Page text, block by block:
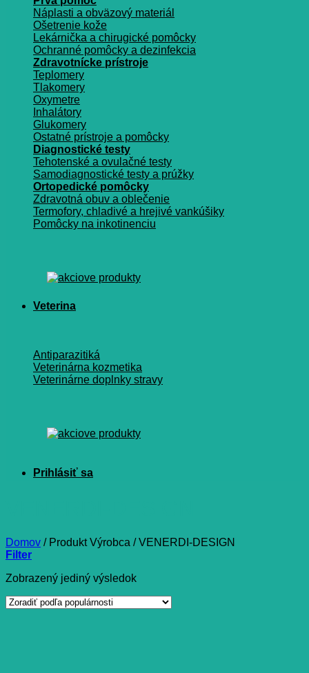
Náplasti a obväzový materiál
Ošetrenie kože
Lekárnička a chirugické pomôcky
Ochranné pomôcky a dezinfekcia
Zdravotnícke prístroje
Teplomery
Tlakomery
Oxymetre
Inhalátory
Glukomery
Ostatné prístroje a pomôcky
Diagnostické testy
Tehotenské a ovulačné testy
Samodiagnostické testy a prúžky
Ortopedické pomôcky
Zdravotná obuv a oblečenie
Termofory, chladivé a hrejivé vankúšiky
Pomôcky na inkotinenciu
Veterina
Antiparazitiká
Veterinárna kozmetika
Veterinárne doplnky stravy
Domov /Produkt Výrobca /VENERDI-DESIGN
Filter
Zobrazený jediný výsledok